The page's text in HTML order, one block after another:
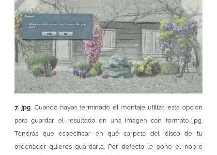
7. jpg. Cuando hayas terminado el montaje utiliza esta opción
para guardar el resultado en una imagen con formato jpg.
Tendrás que especificar en qué carpeta del disco de tu
ordenador quieres guardarla. Por defecto le pone el nobre